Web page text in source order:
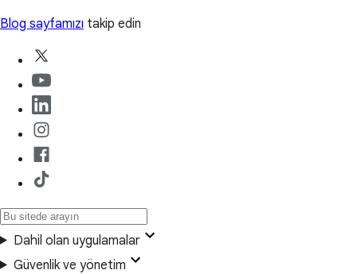
Blog sayfamızı takip edin
Dahil olan uygulamalar
Güvenlik ve yönetim